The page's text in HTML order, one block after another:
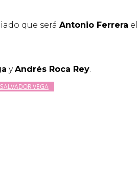
que será Antonio Ferrera
yAndrés Roca Rey
SALVADOR VEGA